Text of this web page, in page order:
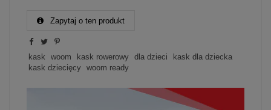
Zapytaj o ten produkt
kask woom kask rowerowy dla dzieci
kask dla dziecka
kask dziecięcy
woom ready